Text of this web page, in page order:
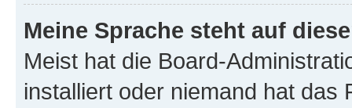
Meine Sprache steht auf
Meist hat die Board-
installiert oder niemand hat das